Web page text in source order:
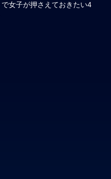
女子が押さえておきたい4